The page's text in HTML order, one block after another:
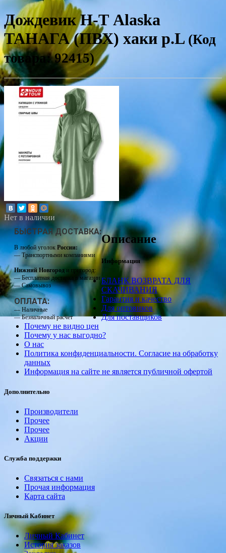
Дождевик Н-Т Alaska
ТАНАГА (ПВХ) хаки р.L (Код
товара: 92415)
Нет в наличии
БЫСТРАЯ ДОСТАВКА:
В любой уголок России:
— Транспортными компаниями
Нижний Новгород и пригород:
— Бесплатная доставка в магазин
— Самовывоз
ОПЛАТА:
— Наличные
— Безналичный расчет
Описание
Информация
БЛАНК ВОЗВРАТА ДЛЯ
СКАЧИВАНИЯ
Гарантия и качество
Для оптовиков
Для поставщиков
Почему не видно цен
Почему у нас выгодно?
О нас
Политика конфиденциальности. Согласие на обработку
данных
Информация на сайте не является публичной офертой
Дополнительно
Производители
Прочее
Прочее
Акции
Служба поддержки
Связаться с нами
Прочая информация
Карта сайта
Личный Кабинет
Личный Кабинет
История заказов